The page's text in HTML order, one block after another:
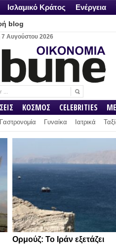
Ισλαμικό Κράτος Ενέργεια
blog
Αυγούστου 2026
ΚΟΣΜΟΣ CELEBRITIES
Γαστρονομία Γυναίκα Ιατρικά
Ορμούζ: Το Ιράν εξετάζει